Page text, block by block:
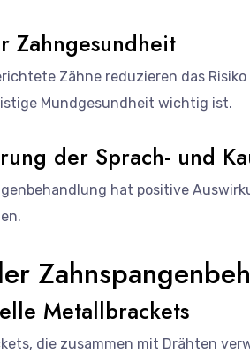
Zahngesundheit
Zähne reduzieren das
Mundgesundheit wichtig ist.
der Sprach- und
hat positive
Metallbrackets
die zusammen mit Drähten